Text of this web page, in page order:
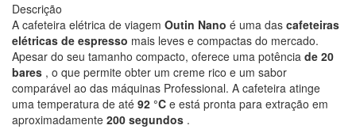
Descrição
A cafeteira elétrica de viagem Outin Nano é uma das cafeteiras
elétricas de espresso mais leves e compactas do mercado.
Apesar do seu tamanho compacto, oferece uma potência de 20
bares , o que permite obter um creme rico e um sabor
comparável ao das máquinas Professional. A cafeteira atinge
uma temperatura de até 92 °C e está pronta para extração em
aproximadamente 200 segundos .